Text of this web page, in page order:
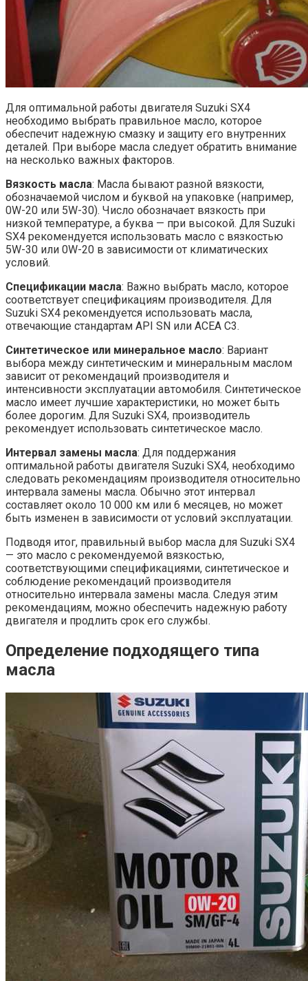
Для оптимальной работы двигателя Suzuki SX4
необходимо выбрать правильное масло, которое
обеспечит надежную смазку и защиту его внутренних
деталей. При выборе масла следует обратить внимание
на несколько важных факторов.
Вязкость масла: Масла бывают разной вязкости,
обозначаемой числом и буквой на упаковке (например,
0W-20 или 5W-30). Число обозначает вязкость при
низкой температуре, а буква — при высокой. Для Suzuki
SX4 рекомендуется использовать масло с вязкостью
5W-30 или 0W-20 в зависимости от климатических
условий.
Спецификации масла: Важно выбрать масло, которое
соответствует спецификациям производителя. Для
Suzuki SX4 рекомендуется использовать масла,
отвечающие стандартам API SN или ACEA C3.
Синтетическое или минеральное масло: Вариант
выбора между синтетическим и минеральным маслом
зависит от рекомендаций производителя и
интенсивности эксплуатации автомобиля. Синтетическое
масло имеет лучшие характеристики, но может быть
более дорогим. Для Suzuki SX4, производитель
рекомендует использовать синтетическое масло.
Интервал замены масла: Для поддержания
оптимальной работы двигателя Suzuki SX4, необходимо
следовать рекомендациям производителя относительно
интервала замены масла. Обычно этот интервал
составляет около 10 000 км или 6 месяцев, но может
быть изменен в зависимости от условий эксплуатации.
Подводя итог, правильный выбор масла для Suzuki SX4
— это масло с рекомендуемой вязкостью,
соответствующими спецификациями, синтетическое и
соблюдение рекомендаций производителя
относительно интервала замены масла. Следуя этим
рекомендациям, можно обеспечить надежную работу
двигателя и продлить срок его службы.
Определение подходящего типа
масла